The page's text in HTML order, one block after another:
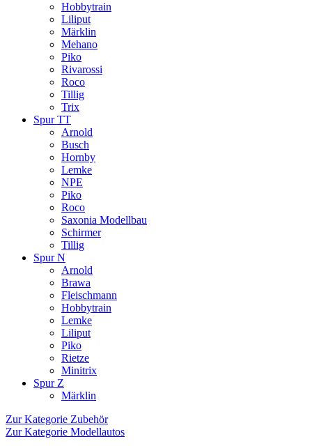
Hobbytrain
Liliput
Märklin
Mehano
Piko
Rivarossi
Roco
Tillig
Trix
Spur TT
Arnold
Busch
Hornby
Lemke
NPE
Piko
Roco
Saxonia Modellbau
Schirmer
Tillig
Spur N
Arnold
Brawa
Fleischmann
Hobbytrain
Lemke
Liliput
Piko
Rietze
Minitrix
Spur Z
Märklin
Zur Kategorie Zubehör
Zur Kategorie Modellautos